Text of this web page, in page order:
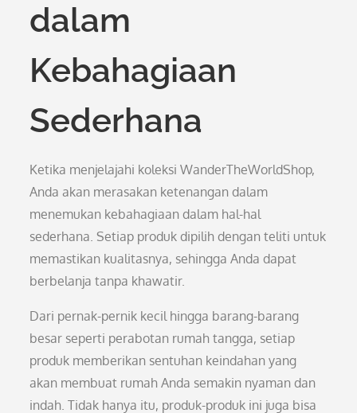
dalam
Kebahagiaan
Sederhana
Ketika menjelajahi koleksi WanderTheWorldShop,
Anda akan merasakan ketenangan dalam
menemukan kebahagiaan dalam hal-hal
sederhana. Setiap produk dipilih dengan teliti untuk
memastikan kualitasnya, sehingga Anda dapat
berbelanja tanpa khawatir.
Dari pernak-pernik kecil hingga barang-barang
besar seperti perabotan rumah tangga, setiap
produk memberikan sentuhan keindahan yang
akan membuat rumah Anda semakin nyaman dan
indah. Tidak hanya itu, produk-produk ini juga bisa